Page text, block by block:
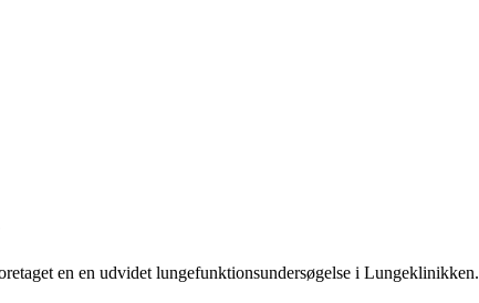
en en udvidet lungefunktionsundersøgelse i Lungeklinikken.